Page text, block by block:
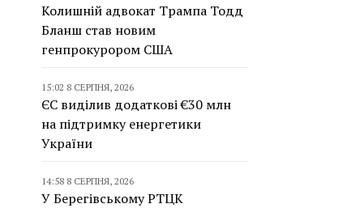
Колишній адвокат Трампа Тодд
Бланш став новим
генпрокурором США
15:02 8 СЕРПНЯ, 2026
ЄС виділив додаткові €30 млн
на підтримку енергетики
України
14:58 8 СЕРПНЯ, 2026
У Берегівському РТЦК